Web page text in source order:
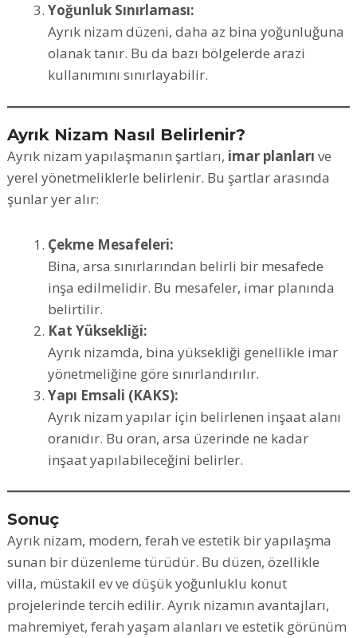
Yoğunluk Sınırlaması:
Ayrık nizam düzeni, daha az bina yoğunluğuna
olanak tanır. Bu da bazı bölgelerde arazi
kullanımını sınırlayabilir.
Ayrık Nizam Nasıl Belirlenir?
Ayrık nizam yapılaşmanın şartları, imar planları ve
yerel yönetmeliklerle belirlenir. Bu şartlar arasında
şunlar yer alır:
Çekme Mesafeleri:
Bina, arsa sınırlarından belirli bir mesafede
inşa edilmelidir. Bu mesafeler, imar planında
belirtilir.
Kat Yüksekliği:
Ayrık nizamda, bina yüksekliği genellikle imar
yönetmeliğine göre sınırlandırılır.
Yapı Emsali (KAKS):
Ayrık nizam yapılar için belirlenen inşaat alanı
oranıdır. Bu oran, arsa üzerinde ne kadar
inşaat yapılabileceğini belirler.
Sonuç
Ayrık nizam, modern, ferah ve estetik bir yapılaşma
sunan bir düzenleme türüdür. Bu düzen, özellikle
villa, müstakil ev ve düşük yoğunluklu konut
projelerinde tercih edilir. Ayrık nizamın avantajları,
mahremiyet, ferah yaşam alanları ve estetik görünüm